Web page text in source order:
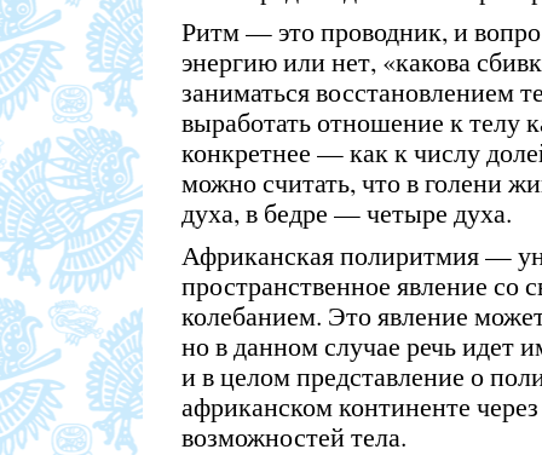
Ритм — это проводник, и
энергию или нет, «какова
заниматься восстановлением
выработать отношение к телу
конкретнее — как к числу
можно считать, что в голени
духа, в бедре — четыре духа.
Африканская полиритмия —
пространственное явление со
колебанием. Это явление
но в данном случае речь идет
и в целом представление о
африканском континенте
возможностей тела.